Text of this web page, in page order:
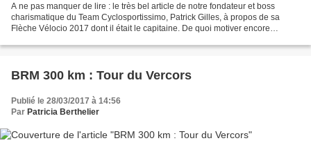
A ne pas manquer de lire : le très bel article de notre fondateur et boss
charismatique du Team Cyclosportissimo, Patrick Gilles, à propos de sa
Flèche Vélocio 2017 dont il était le capitaine. De quoi motiver encore
BRM 300 km : Tour du Vercors
Publié le 28/03/2017 à 14:56
Par Patricia Berthelier